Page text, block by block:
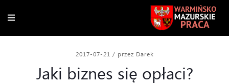
2017-07-21 / przez Darek
Jaki biznes się opłaci?